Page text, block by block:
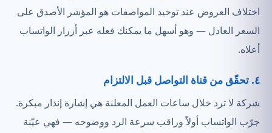
اختلاف العروض عند توحيد المواصفات هو المؤشر الأصدق على
السعر العادل — وهو أسهل ما يمكنك فعله عبر أزرار الواتساب
أعلاه.
٤. تحقّق من قناة التواصل قبل الالتزام
شركة لا ترد خلال ساعات العمل المعلنة هي إشارة إنذار مبكرة.
جرّب الواتساب أولاً وراقب سرعة الرد ووضوحه — فهي عيّنة